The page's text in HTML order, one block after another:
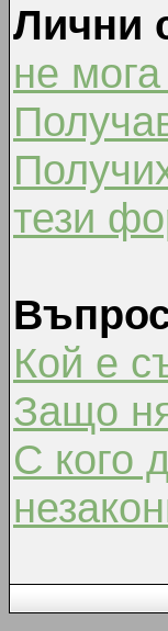
Лични
не
тези
Кой е
Защо
С кого